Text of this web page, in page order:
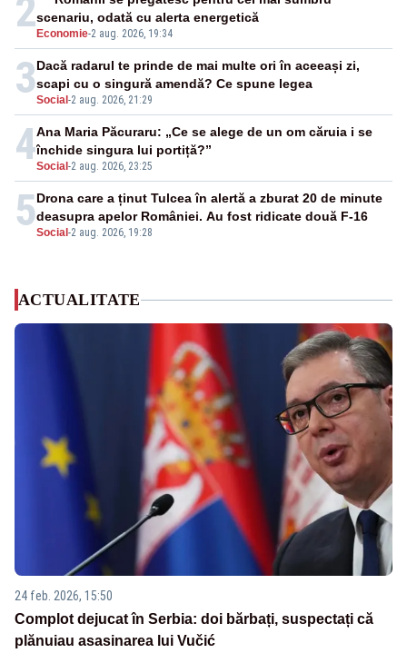
2 Economie-2 aug. 2026, 19:34
scenariu, odată cu alerta energetică
3Social -2 aug. 2026, 21:29
Dacă radarul te prinde de mai multe ori în aceeași zi,
scapi cu o singură amendă? Ce spune legea
4Social -2 aug. 2026, 23:25
Ana Maria Păcuraru: „Ce se alege de un om căruia i se
închide singura lui portiță?”
5Social -2 aug. 2026, 19:28
Drona care a ținut Tulcea în alertă a zburat 20 de minute
deasupra apelor României. Au fost ridicate două F-16
ACTUALITATE
24 feb. 2026, 15:50
Complot dejucat în Serbia: doi bărbați, suspectați că
plănuiau asasinarea lui Vučić